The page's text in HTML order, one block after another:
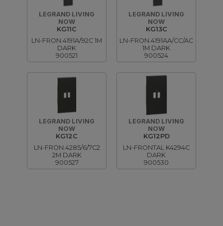
LEGRAND LIVING
NOW
KG11C
LN-FRON.4191A/92C 1M
DARK
900521
LEGRAND LIVING
NOW
KG13C
LN-FRON.4191AA/CC/AC
1M DARK
900524
LEGRAND LIVING
NOW
KG12C
LN-FRON.4285/6/7C2
2M DARK
900527
LEGRAND LIVING
NOW
KG12PD
LN-FRONTAL K4294C
DARK
900530